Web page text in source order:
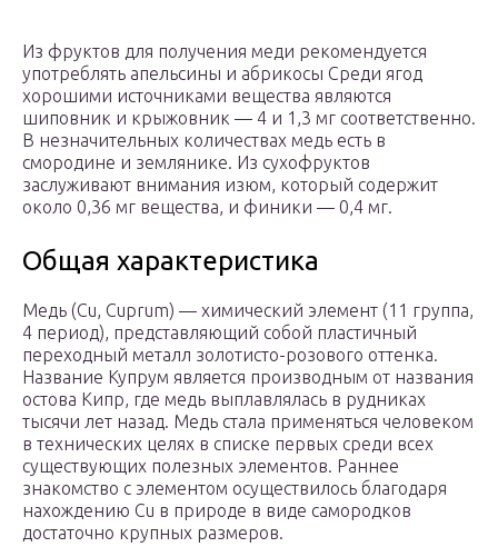
Из фруктов для получения меди рекомендуется
употреблять апельсины и абрикосы Среди ягод
хорошими источниками вещества являются
шиповник и крыжовник — 4 и 1,3 мг соответственно.
В незначительных количествах медь есть в
смородине и землянике. Из сухофруктов
заслуживают внимания изюм, который содержит
около 0,36 мг вещества, и финики — 0,4 мг.
Общая характеристика
Медь (Cu, Cuprum) — химический элемент (11 группа,
4 период), представляющий собой пластичный
переходный металл золотисто-розового оттенка.
Название Купрум является производным от названия
остова Кипр, где медь выплавлялась в рудниках
тысячи лет назад. Медь стала применяться человеком
в технических целях в списке первых среди всех
существующих полезных элементов. Раннее
знакомство с элементом осуществилось благодаря
нахождению Cu в природе в виде самородков
достаточно крупных размеров.